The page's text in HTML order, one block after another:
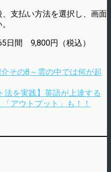
支払い方法を選択し、画面
日間 9,800円（税込）
その8～雲の中では何が起
法を実践】英語が上達する
アウトプット」も！！